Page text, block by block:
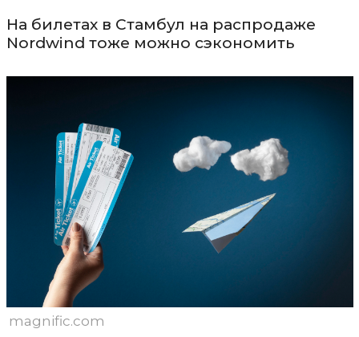
На билетах в Стамбул на распродаже
Nordwind тоже можно сэкономить
magnific.com